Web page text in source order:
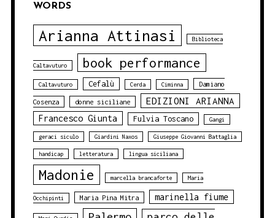
WORDS
Arianna Attinasi Biblioteca
Caltavuturo book performance
Caltavuturo Cefalù Cerda Ciminna Damiano
Cosenza donne siciliane EDIZIONI ARIANNA
Francesco Giunta Fulvia Toscano Gangi
geraci siculo Giardini Naxos Giuseppe Giovanni Battaglia
handicap letteratura lingua siciliana
Madonie marcella brancaforte Maria
Occhipinti Maria Pina Mitra marinella fiume